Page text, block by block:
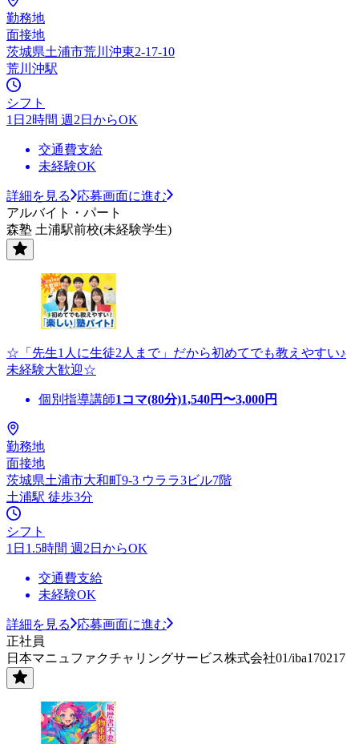
勤務地
面接地
茨城県土浦市荒川沖東2-17-10
荒川沖駅
シフト
1日2時間 週2日からOK
交通費支給
未経験OK
詳細を見る
応募画面に進む
アルバイト・パート
森塾 土浦駅前校(未経験学生)
☆「先生1人に生徒2人まで」だから初めてでも教えやすい♪
未経験大歓迎☆
個別指導講師1コマ(80分)1,540円〜3,000円
勤務地
面接地
茨城県土浦市大和町9-3 ウララ3ビル7階
土浦駅 徒歩3分
シフト
1日1.5時間 週2日からOK
交通費支給
未経験OK
詳細を見る
応募画面に進む
正社員
日本マニュファクチャリングサービス株式会社01/iba170217